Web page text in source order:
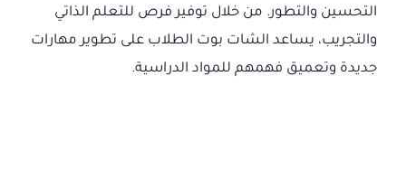
التحسين والتطور. من خلال توفير فرص للتعلم الذاتي
والتجريب، يساعد الشات بوت الطلاب على تطوير مهارات
جديدة وتعميق فهمهم للمواد الدراسية.